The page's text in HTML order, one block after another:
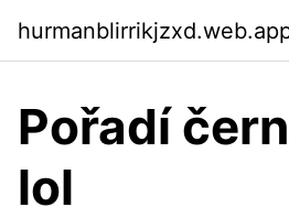
Pořadí
lol